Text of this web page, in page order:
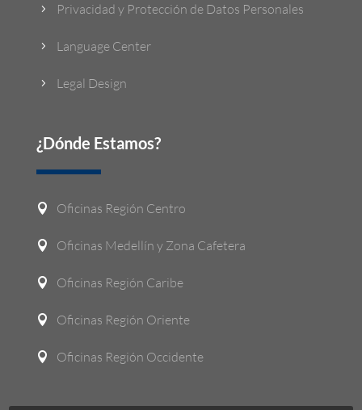
5 Privacidad y Protección de Datos Personales
5 Language Center
5 Legal Design
¿Dónde Estamos?
 Oficinas Región Centro
 Oficinas Medellín y Zona Cafetera
 Oficinas Región Caribe
 Oficinas Región Oriente
 Oficinas Región Occidente